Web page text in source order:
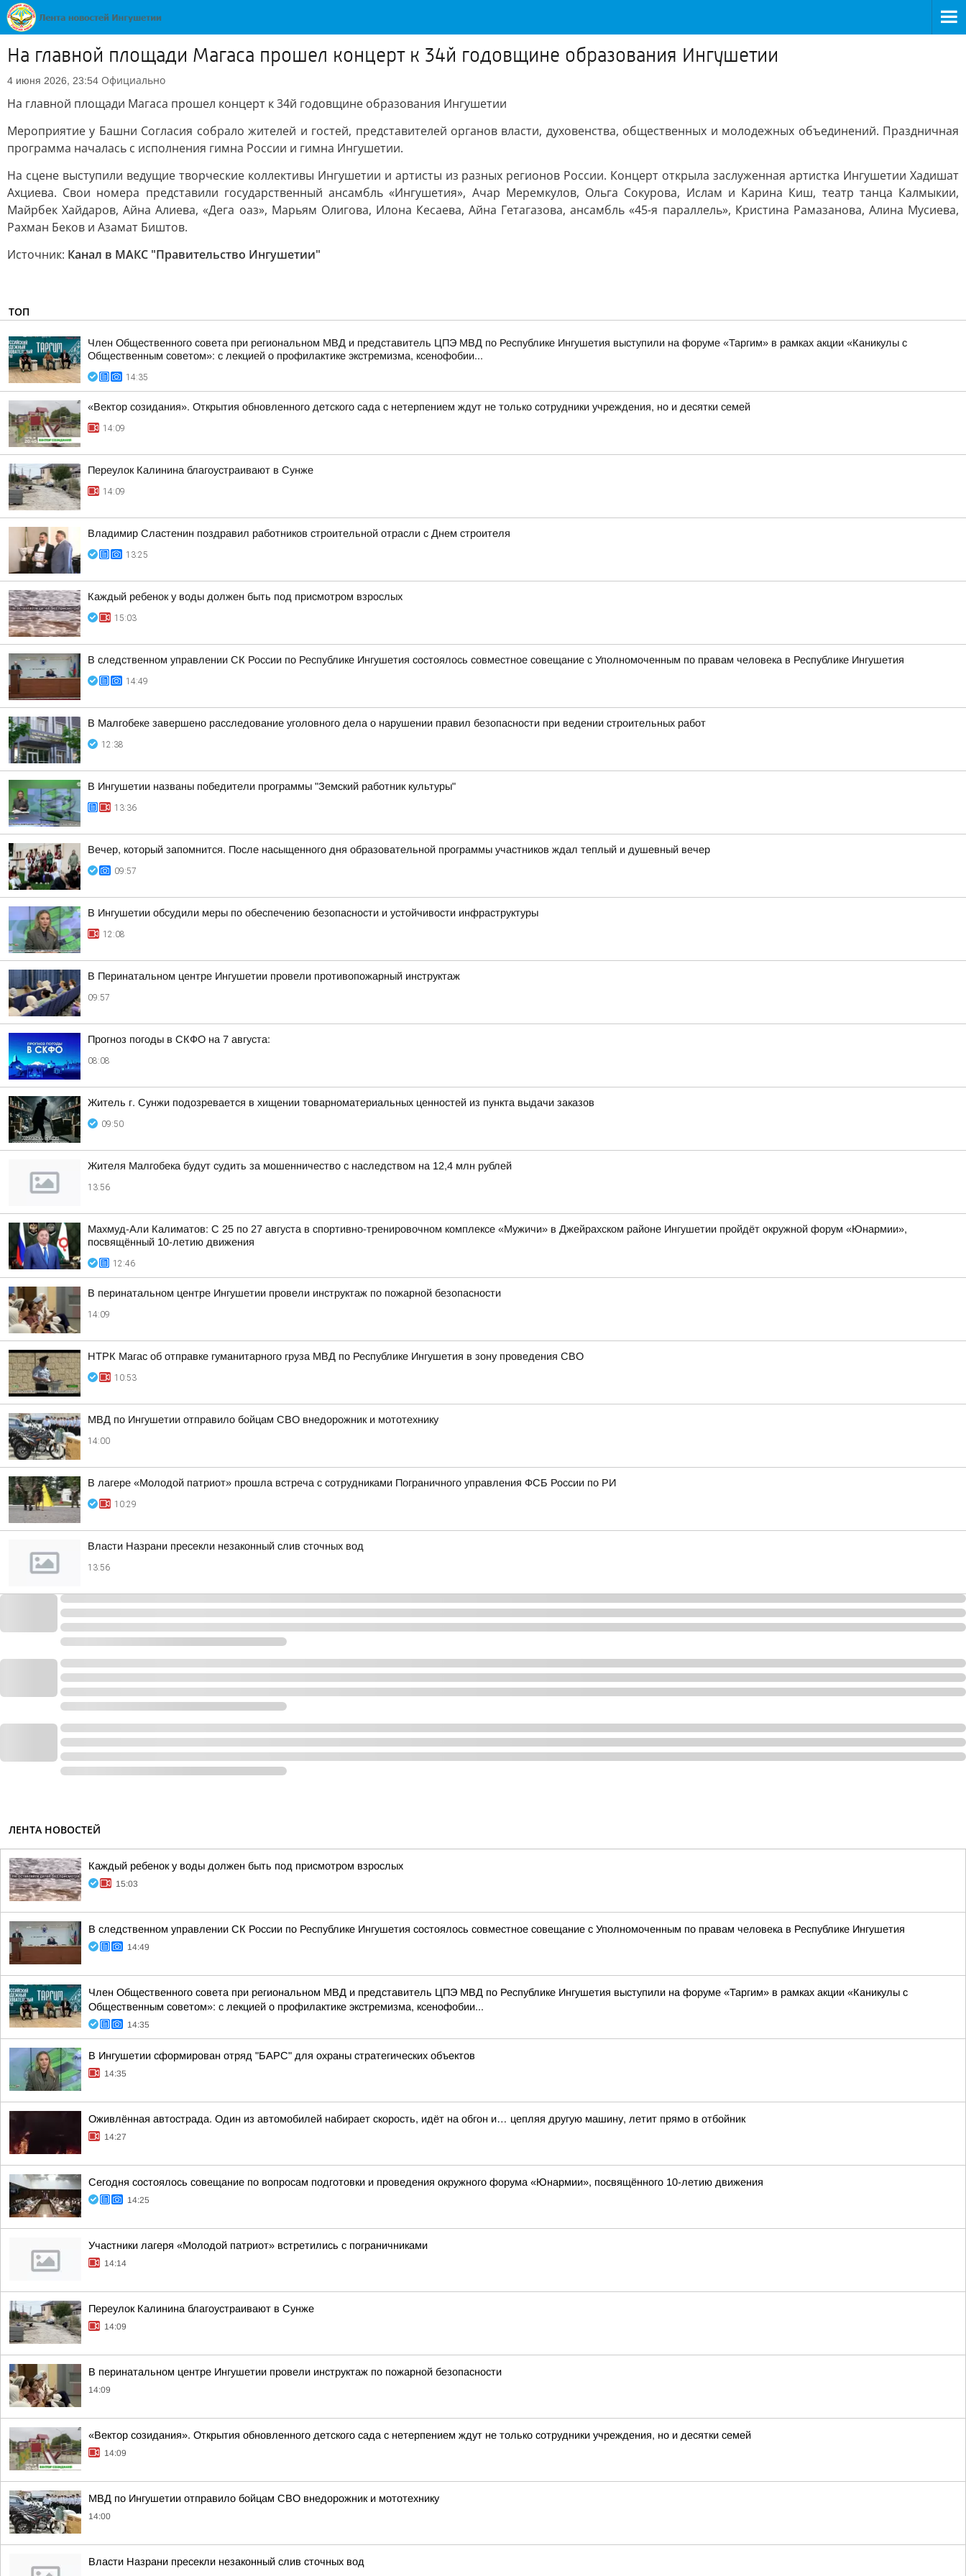
На главной площади Магаса прошел концерт к 34й годовщине образования Ингушетии
4 июня 2026, 23:54 Официально
На главной площади Магаса прошел концерт к 34й годовщине образования Ингушетии
Мероприятие у Башни Согласия собрало жителей и гостей, представителей органов власти, духовенства, общественных и молодежных объединений. Праздничная
программа началась с исполнения гимна России и гимна Ингушетии.
На сцене выступили ведущие творческие коллективы Ингушетии и артисты из разных регионов России. Концерт открыла заслуженная артистка Ингушетии Хадишат
Ахциева. Свои номера представили государственный ансамбль «Ингушетия», Ачар Меремкулов, Ольга Сокурова, Ислам и Карина Киш, театр танца Калмыкии,
Майрбек Хайдаров, Айна Алиева, «Дега оаз», Марьям Олигова, Илона Кесаева, Айна Гетагазова, ансамбль «45-я параллель», Кристина Рамазанова, Алина Мусиева,
Рахман Беков и Азамат Биштов.
Источник: Канал в МАКС "Правительство Ингушетии"
ТОП
Член Общественного совета при региональном МВД и представитель ЦПЭ МВД по Республике Ингушетия выступили на форуме «Таргим» в рамках акции «Каникулы с
Общественным советом»: с лекцией о профилактике экстремизма, ксенофобии...
14:35
«Вектор созидания». Открытия обновленного детского сада с нетерпением ждут не только сотрудники учреждения, но и десятки семей
14:09
Переулок Калинина благоустраивают в Сунже
14:09
Владимир Сластенин поздравил работников строительной отрасли с Днем строителя
13:25
Каждый ребенок у воды должен быть под присмотром взрослых
15:03
В следственном управлении СК России по Республике Ингушетия состоялось совместное совещание с Уполномоченным по правам человека в Республике Ингушетия
14:49
В Малгобеке завершено расследование уголовного дела о нарушении правил безопасности при ведении строительных работ
12:38
В Ингушетии названы победители программы "Земский работник культуры"
13:36
Вечер, который запомнится. После насыщенного дня образовательной программы участников ждал теплый и душевный вечер
09:57
В Ингушетии обсудили меры по обеспечению безопасности и устойчивости инфраструктуры
12:08
В Перинатальном центре Ингушетии провели противопожарный инструктаж
09:57
Прогноз погоды в СКФО на 7 августа:
08:08
Житель г. Сунжи подозревается в хищении товарноматериальных ценностей из пункта выдачи заказов
09:50
Жителя Малгобека будут судить за мошенничество с наследством на 12,4 млн рублей
13:56
Махмуд-Али Калиматов: С 25 по 27 августа в спортивно-тренировочном комплексе «Мужичи» в Джейрахском районе Ингушетии пройдёт окружной форум «Юнармии»,
посвящённый 10-летию движения
12:46
В перинатальном центре Ингушетии провели инструктаж по пожарной безопасности
14:09
НТРК Магас об отправке гуманитарного груза МВД по Республике Ингушетия в зону проведения СВО
10:53
МВД по Ингушетии отправило бойцам СВО внедорожник и мототехнику
14:00
В лагере «Молодой патриот» прошла встреча с сотрудниками Пограничного управления ФСБ России по РИ
10:29
Власти Назрани пресекли незаконный слив сточных вод
13:56
ЛЕНТА НОВОСТЕЙ
Каждый ребенок у воды должен быть под присмотром взрослых
15:03
В следственном управлении СК России по Республике Ингушетия состоялось совместное совещание с Уполномоченным по правам человека в Республике Ингушетия
14:49
Член Общественного совета при региональном МВД и представитель ЦПЭ МВД по Республике Ингушетия выступили на форуме «Таргим» в рамках акции «Каникулы с
Общественным советом»: с лекцией о профилактике экстремизма, ксенофобии...
14:35
В Ингушетии сформирован отряд "БАРС" для охраны стратегических объектов
14:35
Оживлённая автострада. Один из автомобилей набирает скорость, идёт на обгон и… цепляя другую машину, летит прямо в отбойник
14:27
Сегодня состоялось совещание по вопросам подготовки и проведения окружного форума «Юнармии», посвящённого 10-летию движения
14:25
Участники лагеря «Молодой патриот» встретились с пограничниками
14:14
Переулок Калинина благоустраивают в Сунже
14:09
В перинатальном центре Ингушетии провели инструктаж по пожарной безопасности
14:09
«Вектор созидания». Открытия обновленного детского сада с нетерпением ждут не только сотрудники учреждения, но и десятки семей
14:09
МВД по Ингушетии отправило бойцам СВО внедорожник и мототехнику
14:00
Власти Назрани пресекли незаконный слив сточных вод